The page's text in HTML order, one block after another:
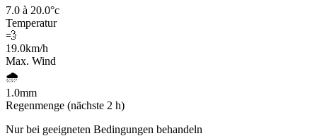
7.0 à 20.0°c
Temperatur
💨
19.0km/h
Max. Wind
🌧️
1.0mm
Regenmenge (nächste 2 h)
Nur bei geeigneten Bedingungen behandeln